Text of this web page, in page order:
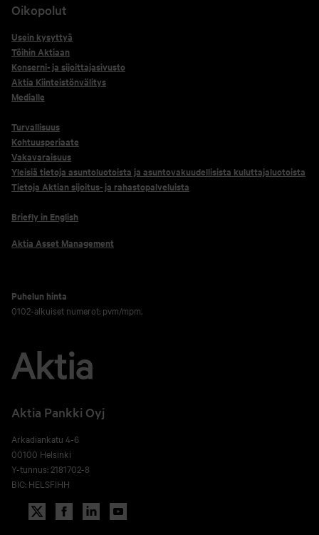
Oikopolut
Usein kysyttyä
Töihin Aktiaan
Konserni- ja sijoittajasivusto
Aktia Kiinteistönvälitys
Medialle
Turvallisuus
Kohtuusperiaate
Vakavaraisuus
Yleisiä tietoja asuntoluotoista ja asuntovakuudellisista kuluttajaluotoista
Tietoja Aktian sijoitus- ja rahastopalveluista
Briefly in English
Aktia Asset Management
Puhelun hinta
0102-alkuiset numerot: pvm/mpm.
Aktia Pankki Oyj
Arkadiankatu 4-6
00100 Helsinki
Y-tunnus: 2181702-8
BIC: HELSFIHH